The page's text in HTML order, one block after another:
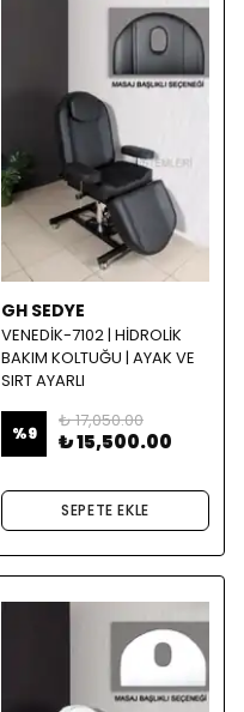
GH SEDYE
VENEDİK-7102 | HİDROLİK
BAKIM KOLTUĞU | AYAK VE
SIRT AYARLI
%9
₺ 17,050.00
₺ 15,500.00
SEPETE EKLE